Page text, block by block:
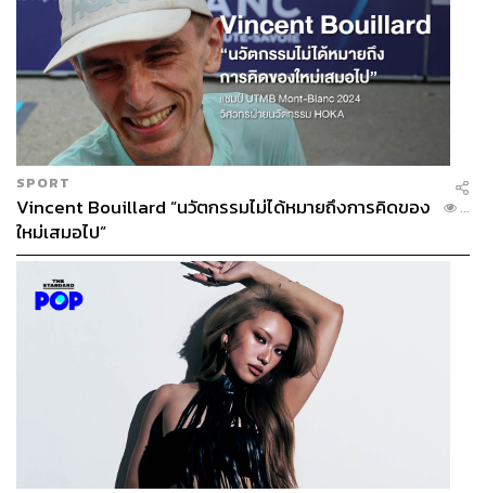
SPORT
Vincent Bouillard “นวัตกรรมไม่ได้หมายถึงการคิดของ
ใหม่เสมอไป”
...